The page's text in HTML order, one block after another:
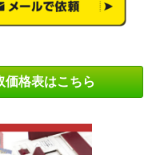
価格表はこちら